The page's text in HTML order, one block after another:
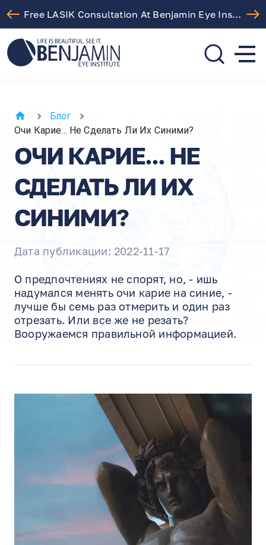
Free LASIK Consultation At Benjamin Eye Institute
310.275.5533
Блог
Очи Карие... Не Сделать Ли Их Синими?
ОЧИ КАРИЕ... НЕ
СДЕЛАТЬ ЛИ ИХ
СИНИМИ?
Дата публикации: 2022-11-17
О предпочтениях не спорят, но, - ишь
надумался менять очи карие на синие, -
лучше бы семь раз отмерить и один раз
отрезать. Или все же не резать?
Вооружаемся правильной информацией.